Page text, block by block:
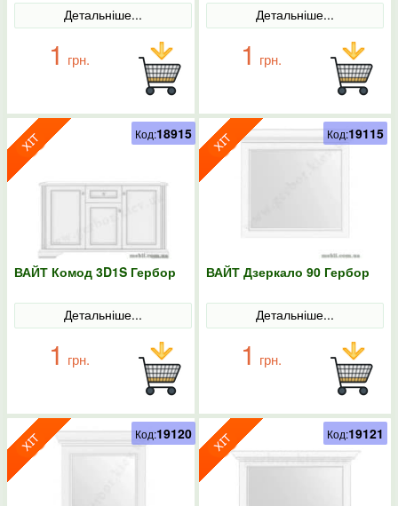
Детальніше...
1 грн.
Детальніше...
1 грн.
ВАЙТ Комод 3D1S Гербор
Детальніше...
1 грн.
Код:18915
ВАЙТ Дзеркало 90 Гербор
Детальніше...
1 грн.
Код:19115
Код:19120 Код:19121